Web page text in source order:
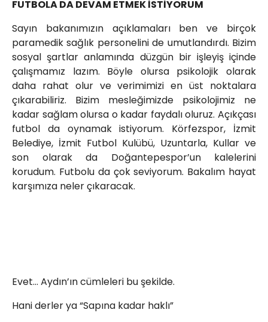
FUTBOLA DA DEVAM ETMEK İSTİYORUM
Sayın bakanımızın açıklamaları ben ve birçok
paramedik sağlık personelini de umutlandırdı. Bizim
sosyal şartlar anlamında düzgün bir işleyiş içinde
çalışmamız lazım. Böyle olursa psikolojik olarak
daha rahat olur ve verimimizi en üst noktalara
çıkarabiliriz. Bizim mesleğimizde psikolojimiz ne
kadar sağlam olursa o kadar faydalı oluruz. Açıkçası
futbol da oynamak istiyorum. Körfezspor, İzmit
Belediye, İzmit Futbol Kulübü, Uzuntarla, Kullar ve
son olarak da Doğantepespor’un kalelerini
korudum. Futbolu da çok seviyorum. Bakalım hayat
karşımıza neler çıkaracak.
Evet… Aydın’ın cümleleri bu şekilde.
Hani derler ya “Sapına kadar haklı”